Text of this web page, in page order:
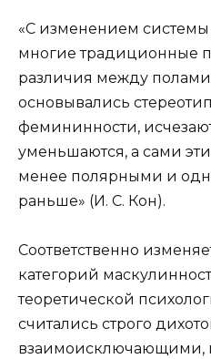
«С изменением
многие традиционные
различия между
основывались
фемининности,
уменьшаются, а сами эти
менее полярными и
раньше» (И. С. Кон).
Соответственно
категорий
теоретической
считались строго
взаимоисключающими,